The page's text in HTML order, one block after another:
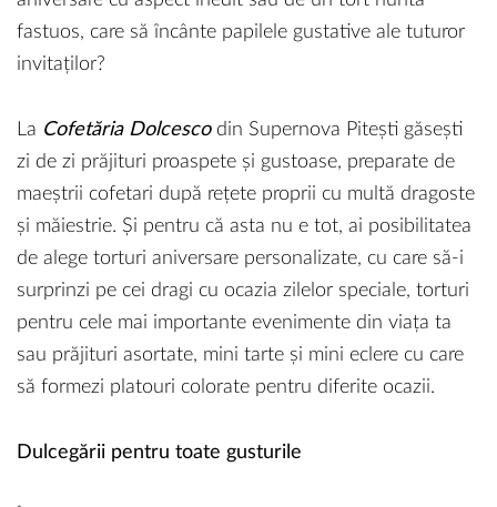
fastuos, care să încânte papilele gustative ale tuturor
invitaților?
La Cofetăria Dolcescodin Supernova Pitești găsești
zi de zi prăjituri proaspete și gustoase, preparate de
maeștrii cofetari după rețete proprii cu multă dragoste
și măiestrie. Și pentru că asta nu e tot, ai posibilitatea
de alege torturi aniversare personalizate, cu care să-i
surprinzi pe cei dragi cu ocazia zilelor speciale, torturi
pentru cele mai importante evenimente din viața ta
sau prăjituri asortate, mini tarte și mini eclere cu care
să formezi platouri colorate pentru diferite ocazii.
Dulcegării pentru toate gusturile